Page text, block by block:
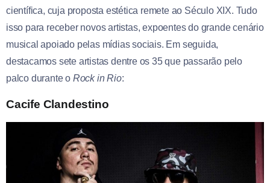
científica, cuja proposta estética remete ao Século XIX. Tudo
isso para receber novos artistas, expoentes do grande cenário
musical apoiado pelas mídias sociais. Em seguida,
destacamos sete artistas dentre os 35 que passarão pelo
palco durante o Rock in Rio:
Cacife Clandestino